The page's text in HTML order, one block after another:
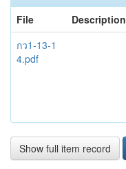
File
Description
กว1-13-1
4.pdf
Show full item record